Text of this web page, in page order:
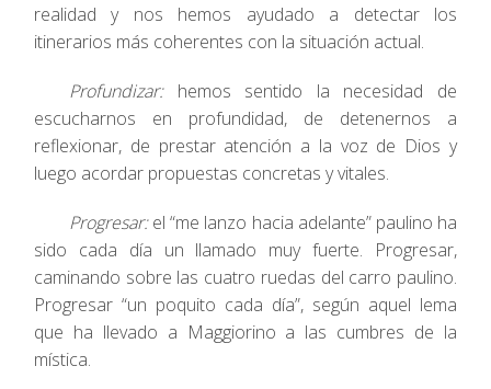
realidad y nos hemos ayudado a detectar los
itinerarios más coherentes con la situación actual.
Profundizar:hemos sentido la necesidad de
escucharnos en profundidad, de detenernos a
reflexionar, de prestar atención a la voz de Dios y
luego acordar propuestas concretas y vitales.
Progresar:el “me lanzo hacia adelante” paulino ha
sido cada día un llamado muy fuerte. Progresar,
caminando sobre las cuatro ruedas del carro paulino.
Progresar “un poquito cada día”, según aquel lema
que ha llevado a Maggiorino a las cumbres de la
mística.